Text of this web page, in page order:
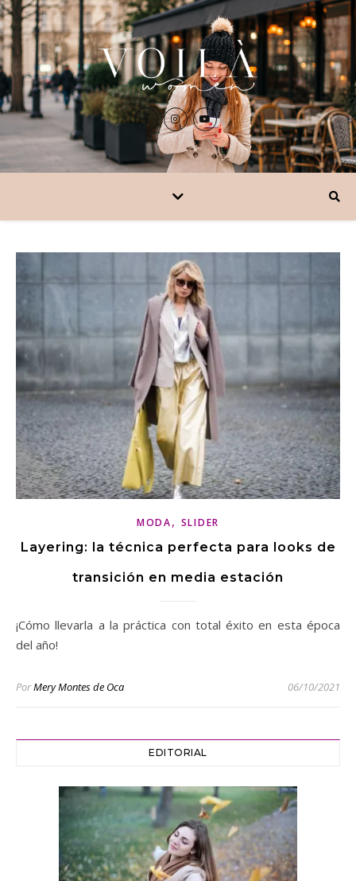
MODA, SLIDER
Layering: la técnica perfecta para looks de
transición en media estación
¡Cómo llevarla a la práctica con total éxito en esta época
del año!
PorMery Montes de Oca 06/10/2021
EDITORIAL